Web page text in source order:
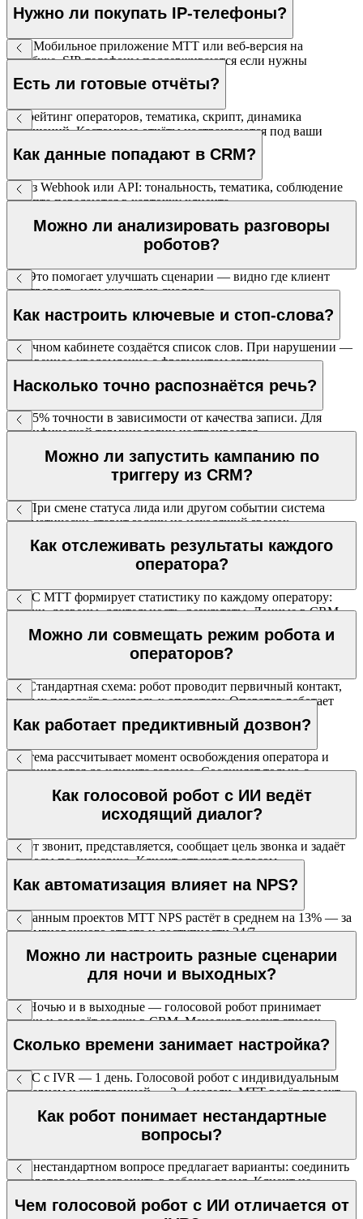
Нужно ли покупать IP-телефоны?
Нет. Мобильное приложение МТТ или веб-версия на
ноутбуке. SIP-телефоны поддерживаются если нужны
стационарные.
Есть ли готовые отчёты?
Да: рейтинг операторов, тематика, скрипт, динамика
нарушений. Кастомные отчёты настраиваются под ваши
параметры.
Как данные попадают в CRM?
Через Webhook или API: тональность, тематика, соблюдение
скрипта передаются в карточку клиента.
Можно ли анализировать разговоры
роботов?
Да. Это помогает улучшать сценарии — видно где клиент
«застревает» или уходит из диалога.
Как настроить ключевые и стоп-слова?
В личном кабинете создаётся список слов. При нарушении —
мгновенное уведомление с фрагментом записи.
Насколько точно распознаётся речь?
85–95% точности в зависимости от качества записи. Для
специфической терминологии настраивается
пользовательский словарь.
Можно ли запустить кампанию по
триггеру из CRM?
Да. При смене статуса лида или другом событии система
автоматически ставит задачу на исходящий звонок.
Как отслеживать результаты каждого
оператора?
ВАТС МТТ формирует статистику по каждому оператору:
звонки, дозвоны, длительность, результаты. Данные в CRM.
Можно ли совмещать режим робота и
операторов?
Да. Стандартная схема: робот проводит первичный контакт,
тёплых передаёт в очередь к оператору. Оператор работает
только с заинтересованными.
Как работает предиктивный дозвон?
Система рассчитывает момент освобождения оператора и
дозванивается до клиента заранее. Соединяет только с
ответившим живым человеком.
Как голосовой робот с ИИ ведёт
исходящий диалог?
Робот звонит, представляется, сообщает цель звонка и задаёт
вопросы по сценарию. Клиент отвечает голосом —
распознавание речи обрабатывает ответы.
Как автоматизация влияет на NPS?
По данным проектов МТТ NPS растёт в среднем на 13% — за
счёт мгновенного ответа и доступности 24/7.
Можно ли настроить разные сценарии
для ночи и выходных?
Да. Ночью и в выходные — голосовой робот принимает
заявки и создаёт задачи в CRM. Менеджер видит список
ночных обращений утром.
Сколько времени занимает настройка?
ВАТС с IVR — 1 день. Голосовой робот с индивидуальным
сценарием и интеграцией — 2–4 недели. МТТ ведёт проект
Как робот понимает нестандартные
вопросы?
При нестандартном вопросе предлагает варианты: соединить
с оператором, перезвонить в рабочее время. Клиент не
Чем голосовой робот с ИИ отличается от